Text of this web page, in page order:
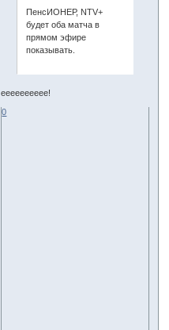
ПенсИОНЕР, NTV+
будет оба матча в
прямом эфире
показывать.
ееееееееее!
0